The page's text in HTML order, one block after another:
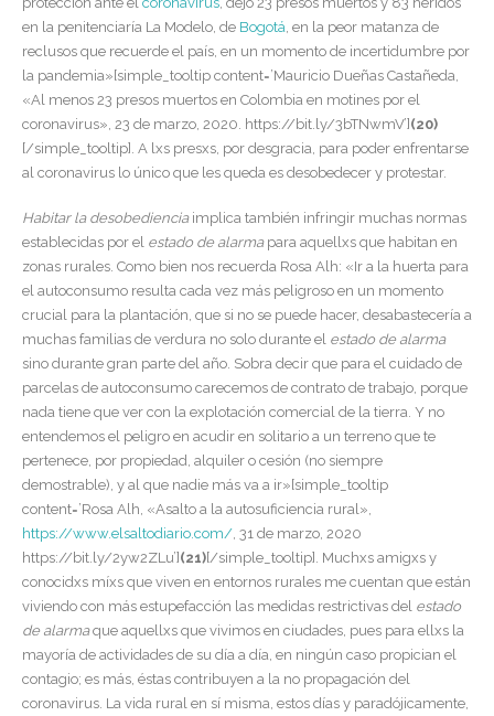
en la penitenciaría La Modelo, de Bogotá, en la peor matanza de
reclusos que recuerde el país, en un momento de incertidumbre por
la pandemia»[simple_tooltip content=’Mauricio Dueñas Castañeda,
«Al menos 23 presos muertos en Colombia en motines por el
coronavirus», 23 de marzo, 2020. https://bit.ly/3bTNwmV’] (20)
[/simple_tooltip] . A lxs presxs, por desgracia, para poder enfrentarse
al coronavirus lo único que les queda es desobedecer y protestar.
Habitar la desobedienciaimplica también infringir muchas normas
establecidas por el estado de alarma para aquellxs que habitan en
zonas rurales. Como bien nos recuerda Rosa Alh: «Ir a la huerta para
el autoconsumo resulta cada vez más peligroso en un momento
crucial para la plantación, que si no se puede hacer, desabastecería a
muchas familias de verdura no solo durante el estado de alarma
sino durante gran parte del año. Sobra decir que para el cuidado de
parcelas de autoconsumo carecemos de contrato de trabajo, porque
nada tiene que ver con la explotación comercial de la tierra. Y no
entendemos el peligro en acudir en solitario a un terreno que te
pertenece, por propiedad, alquiler o cesión (no siempre
demostrable), y al que nadie más va a ir»[simple_tooltip
content=’Rosa Alh, «Asalto a la autosuficiencia rural»,
https://www.elsaltodiario.com/ , 31 de marzo, 2020
https://bit.ly/2yw2ZLu’](21)[/simple_tooltip]. Muchxs amigxs y
conocidxs míxs que viven en entornos rurales me cuentan que están
viviendo con más estupefacción las medidas restrictivas del estado
de alarmaque aquellxs que vivimos en ciudades, pues para ellxs la
mayoría de actividades de su día a día, en ningún caso propician el
contagio; es más, éstas contribuyen a la no propagación del
coronavirus. La vida rural en sí misma, estos días y paradójicamente,